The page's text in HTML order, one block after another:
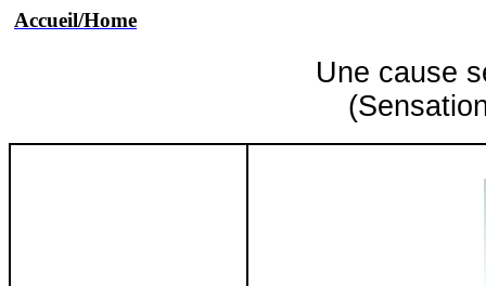
Accueil/Home
Une cause